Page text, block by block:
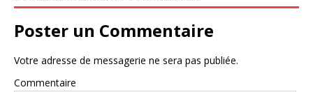
Poster un Commentaire
Votre adresse de messagerie ne sera pas publiée.
Commentaire